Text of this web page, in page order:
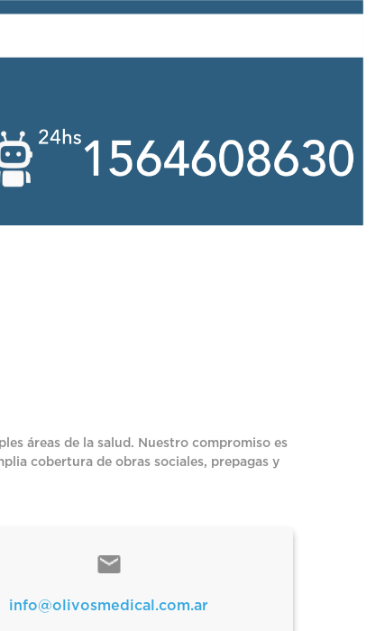
áreas de la salud. Nuestro compromiso es
cobertura de obras sociales, prepagas y
info@olivosmedical.com.ar